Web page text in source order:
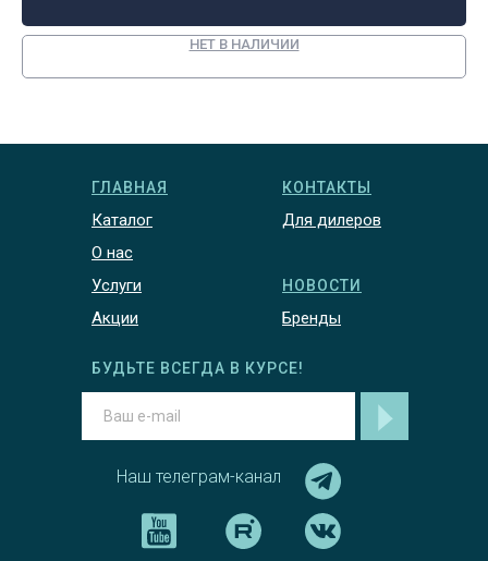
НЕТ В НАЛИЧИИ
ГЛАВНАЯ
Каталог
О нас
Услуги
Акции
КОНТАКТЫ
Для дилеров
НОВОСТИ
Бренды
Наш телеграм-канал
БУДЬТЕ ВСЕГДА В КУРСЕ!